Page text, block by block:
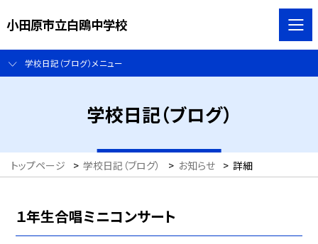
小田原市立白鴎中学校
学校日記（ブログ）メニュー
学校日記（ブログ）
トップページ > 学校日記（ブログ） > お知らせ > 詳細
１年生合唱ミニコンサート